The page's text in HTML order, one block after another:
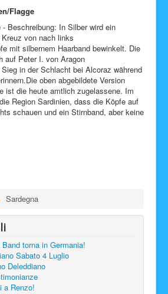
Flagge
Beschreibung: In Silber wird ein
von nach links
mit silbernem Haarband bewinkelt. Die
auf Peter I. von Aragon
in der Schlacht bei Alcoraz während
oben abgebildete Version
ist die heute amtlich zugelassene. Im
Region Sardinien, dass die Köpfe auf
schauen und ein Stirnband, aber keine
Sardegna
torna in Germania!
Sabato 4 Luglio
Deleddiano
a Renzo!